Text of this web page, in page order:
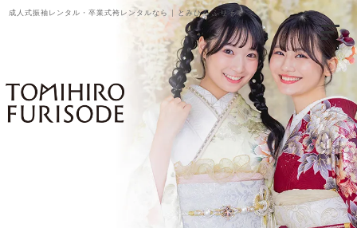
成人式振袖レンタル・卒業式袴レンタルなら | とみひろ ふりそで